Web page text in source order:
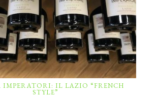
IMPERATORI: IL LAZIO “FRENCH
STYLE”